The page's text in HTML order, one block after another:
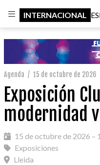
INTERNACIONAL
Agenda / 15 de octubre de 2026
Exposición
modernidad
15 de octubre de 2026 –
Exposiciones
Lleida